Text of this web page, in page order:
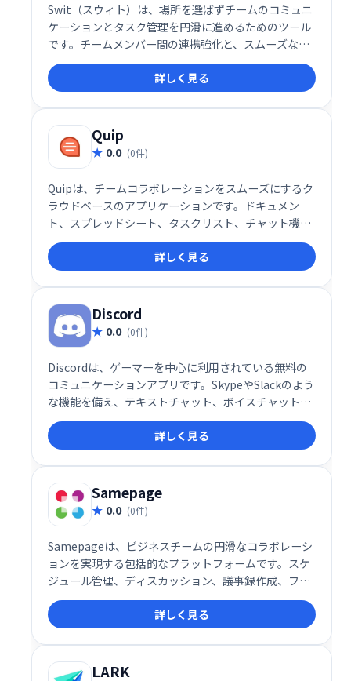
Swit（スウィト）は、場所を選ばずチームのコミュニ
ケーションとタスク管理を円滑に進めるためのツール
です。チームメンバー間の連携強化と、スムーズな業
務遂行を支援します。どこにいても、リアルタイムで
情報共有やタスク管理を行い、生産性向上を実現しま
しょう。
詳しく見る
Quip
0.0 (0件)
Quipは、チームコラボレーションをスムーズにするク
ラウドベースのアプリケーションです。ドキュメン
ト、スプレッドシート、タスクリスト、チャット機能
を統合し、情報共有と共同作業を効率化します。リア
ルタイム編集やコメント機能で、スムーズなコミュニ
ケーションと生産性向上を実現します。シンプルで直
感的なインターフェースで、誰でも簡単に使いこなせ
ます。チームワークを加速させ、プロジェクトの成功
を支援します。
詳しく見る
Discord
0.0 (0件)
Discordは、ゲーマーを中心に利用されている無料の
コミュニケーションアプリです。SkypeやSlackのよう
な機能を備え、テキストチャット、ボイスチャット、
ビデオ通話に対応。チームでのゲームプレイ調整や仲
間との交流に最適です。直感的なインターフェース
で、手軽にグループ通話やプライベートな会話も楽し
めます。世界中のユーザーと繋がり、様々なコミュニ
ティに参加することも可能です。
詳しく見る
Samepage
0.0 (0件)
Samepageは、ビジネスチームの円滑なコラボレーシ
ョンを実現する包括的なプラットフォームです。スケ
ジュール管理、ディスカッション、議事録作成、ファ
イル共有、インスタントメッセージ、タスク管理な
ど、チームワークに必要な機能を一つに集約。情報の
一元化による効率化と、スムーズなコミュニケーショ
ン促進で、生産性向上をサポートします。単一のプラ
ットフォームでチームワークを強化し、ビジネスの成
詳しく見る
LARK